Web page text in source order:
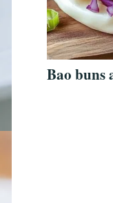
Bao buns